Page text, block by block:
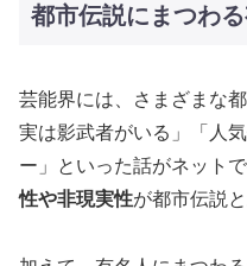
都市伝説にまつわ
芸能界には、さまざまな
実は影武者がいる」「人
ー」といった話がネット
性や非現実性が都市伝説